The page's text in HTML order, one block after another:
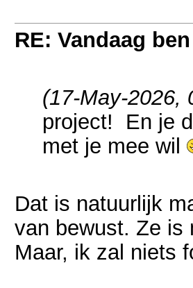
RE: Vandaag
(17-May-2026,
project! En je
met je mee wil
Dat is natuurlijk
van bewust. Ze is
Maar, ik zal niets